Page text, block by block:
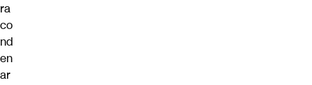
ra
co
nd
en
ar